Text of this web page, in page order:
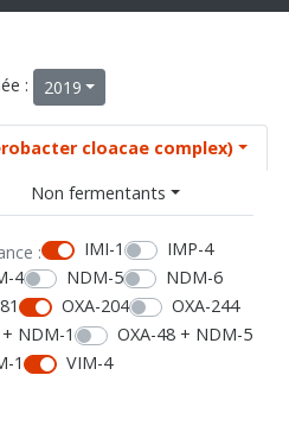
: 2019
cloacae complex)
Non fermentants
: IMI-1
IMP-4
4 NDM-5
NDM-6
OXA-204
OXA-244
NDM-1
OXA-48 + NDM-5
1
VIM-4